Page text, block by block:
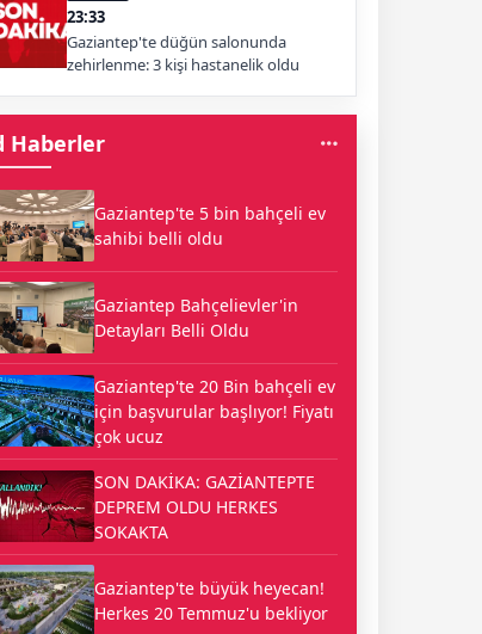
23:33
Gaziantep'te düğün salonunda
zehirlenme: 3 kişi hastanelik oldu
Haberler
Gaziantep'te 5 bin bahçeli ev
sahibi belli oldu
Gaziantep Bahçelievler'in
Detayları Belli Oldu
Gaziantep'te 20 Bin bahçeli ev
için başvurular başlıyor! Fiyatı
çok ucuz
SON DAKİKA: GAZİANTEPTE
DEPREM OLDU HERKES
SOKAKTA
Gaziantep'te büyük heyecan!
Herkes 20 Temmuz'u bekliyor